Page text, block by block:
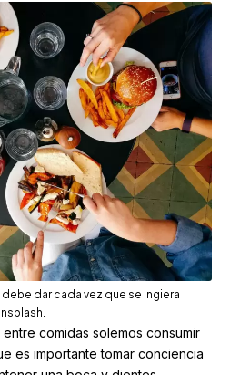
dar cada vez que se ingiera
comidas solemos consumir
es importante tomar conciencia